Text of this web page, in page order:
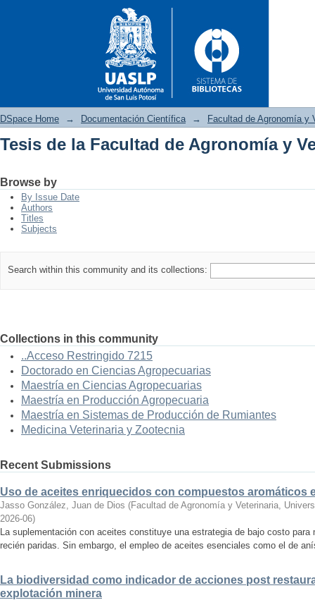
DSpace Home → Documentación Científica → Facultad de Agronomía y
Tesis de la Facultad de Agronomía y
Browse by
By Issue Date
Authors
Titles
Subjects
Search within this community and its collections:
Collections in this community
..Acceso Restringido 7215
Doctorado en Ciencias Agropecuarias
Maestría en Ciencias Agropecuarias
Maestría en Producción Agropecuaria
Maestría en Sistemas de Producción de Rumiantes
Medicina Veterinaria y Zootecnia
Recent Submissions
Uso de aceites enriquecidos con compuestos aromáticos
Jasso González, Juan de Dios (Facultad de Agronomía y Veterinaria,
2026-06)
La suplementación con aceites constituye una estrategia de bajo costo
recién paridas. Sin embargo, el empleo de aceites esenciales como el de
La biodiversidad como indicador de acciones post
explotación minera